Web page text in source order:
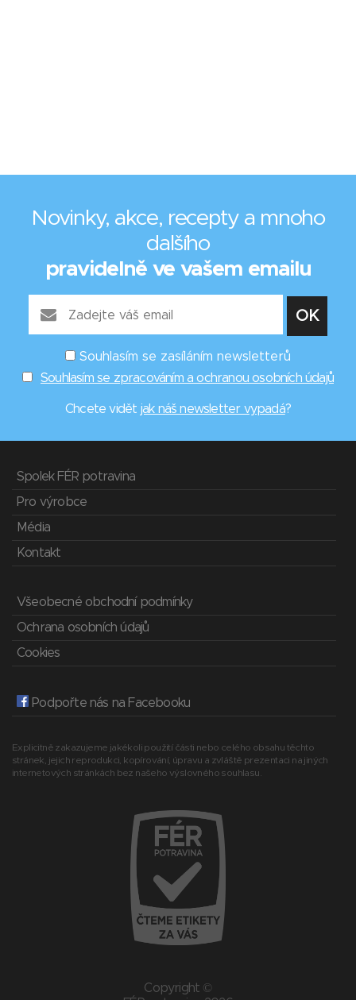
Novinky, akce, recepty a mnoho
dalšího
pravidelně ve vašem emailu
Souhlasím se zasíláním newsletterů
Souhlasím se zpracováním a ochranou osobních údajů
Chcete vidět jak náš newsletter vypadá?
Spolek FÉR potravina
Pro výrobce
Média
Kontakt
Všeobecné obchodní podmínky
Ochrana osobních údajů
Cookies
Podpořte nás na Facebooku
Explicitně zakazujeme jakékoli použití části nebo celého obsahu těchto
stránek, jejich reprodukci, kopírování, úpravu a zvláště prezentaci na jiných
internetových stránkách bez našeho výslovného souhlasu.
Copyright ©